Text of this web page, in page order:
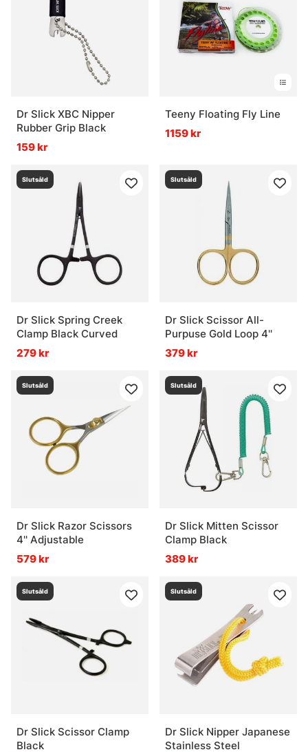
Dr Slick XBC Nipper
Rubber Grip Black
159 kr
Teeny Floating Fly Line
1159 kr
Slutsåld
Dr Slick Spring Creek
Clamp Black Curved
279 kr
Slutsåld
Dr Slick Scissor All-
Purpuse Gold Loop 4''
379 kr
Slutsåld
Dr Slick Razor Scissors
4'' Adjustable
579 kr
Slutsåld
Dr Slick Mitten Scissor
Clamp Black
389 kr
Slutsåld
Dr Slick Scissor Clamp
Black
Slutsåld
Dr Slick Nipper Japanese
Stainless Steel